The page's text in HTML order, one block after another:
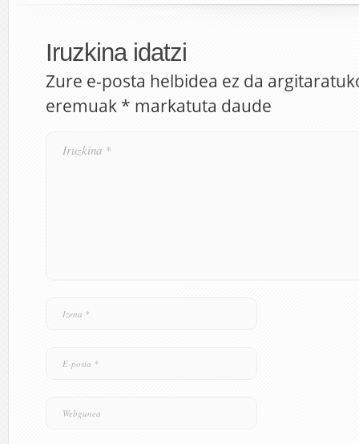
Iruzkina idatzi
Zure e-posta helbidea ez da
eremuak * markatuta daude